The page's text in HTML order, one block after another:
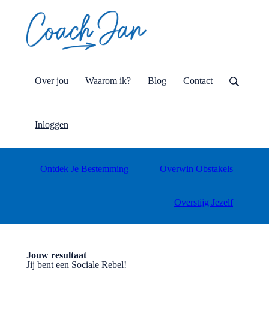
Over jou Waarom ik? Blog Contact
Inloggen
Ontdek Je Bestemming Overwin Obstakels
Overstijg Jezelf
Jouw resultaat
Jij bent een Sociale Rebel!